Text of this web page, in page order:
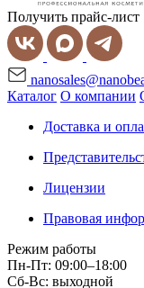
Получить прайс-лист
Каталог О компании
Доставка и
Лицензии
Правовая
Режим работы
Пн-Пт: 09:00–18:00
Сб-Вс: выходной